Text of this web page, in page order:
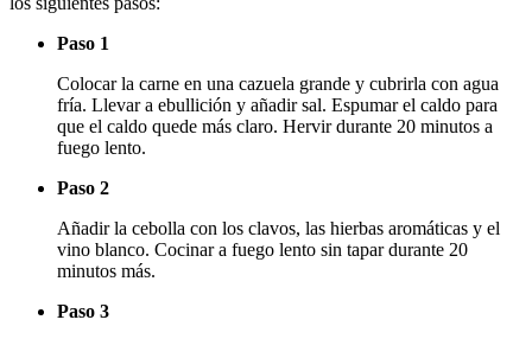
Paso 1
Colocar la carne en una cazuela grande y cubrirla con agua
fría. Llevar a ebullición y añadir sal. Espumar el caldo para
que el caldo quede más claro. Hervir durante 20 minutos a
fuego lento.
Paso 2
Añadir la cebolla con los clavos, las hierbas aromáticas y el
vino blanco. Cocinar a fuego lento sin tapar durante 20
minutos más.
Paso 3